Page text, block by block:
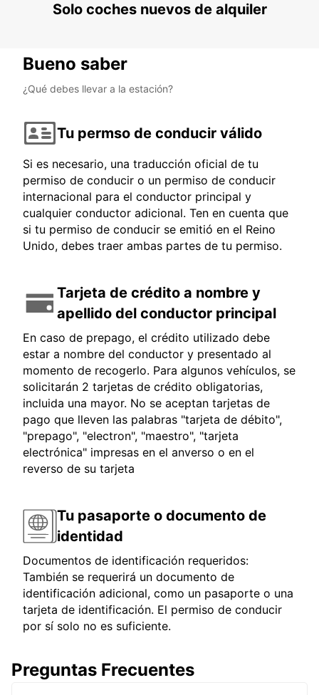
Solo coches nuevos de alquiler
Bueno saber
¿Qué debes llevar a la estación?
Tu permso de conducir válido
Si es necesario, una traducción oficial de tu
permiso de conducir o un permiso de conducir
internacional para el conductor principal y
cualquier conductor adicional. Ten en cuenta que
si tu permiso de conducir se emitió en el Reino
Unido, debes traer ambas partes de tu permiso.
Tarjeta de crédito a nombre y
apellido del conductor principal
En caso de prepago, el crédito utilizado debe
estar a nombre del conductor y presentado al
momento de recogerlo. Para algunos vehículos, se
solicitarán 2 tarjetas de crédito obligatorias,
incluida una mayor. No se aceptan tarjetas de
pago que lleven las palabras "tarjeta de débito",
"prepago", "electron", "maestro", "tarjeta
electrónica" impresas en el anverso o en el
reverso de su tarjeta
Tu pasaporte o documento de
identidad
Documentos de identificación requeridos:
También se requerirá un documento de
identificación adicional, como un pasaporte o una
tarjeta de identificación. El permiso de conducir
por sí solo no es suficiente.
Preguntas Frecuentes